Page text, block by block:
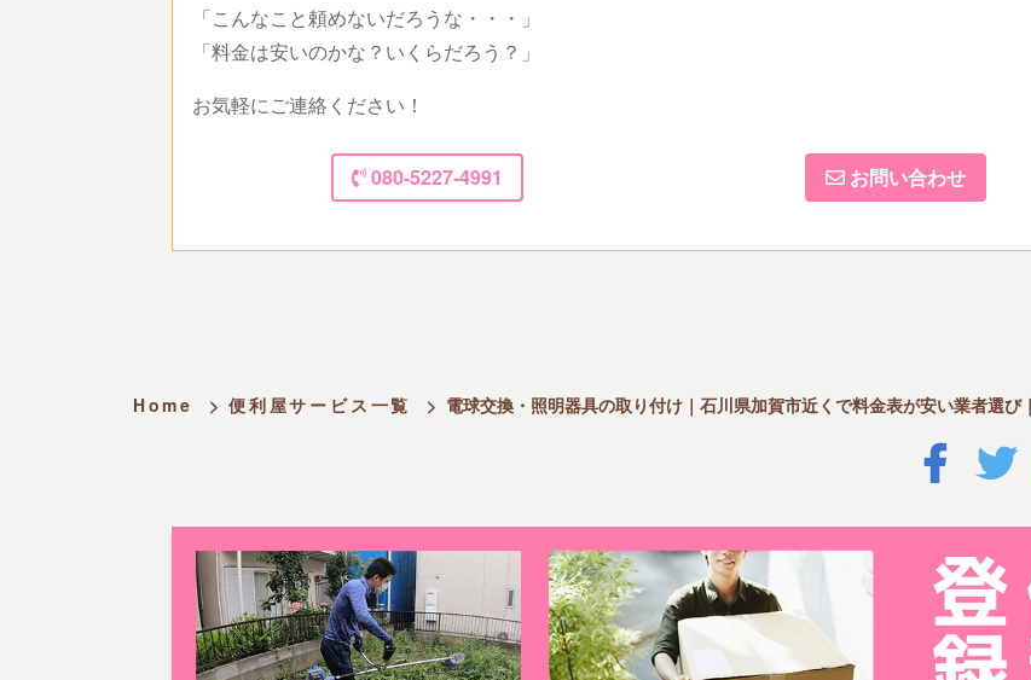
「こんなこと頼めないだろうな・・・」
「料金は安いのかな？いくらだろう？」
お気軽にご連絡ください！
080-5227-4991 お問い合わせ
Home > 便利屋サービス一覧 > 電球交換・照明器具の取り付け｜石川県加賀市近くで料金表が安い業者選び